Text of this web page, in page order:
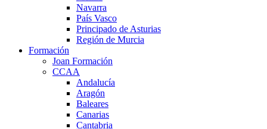
Navarra
País Vasco
Principado de Asturias
Región de Murcia
Formación
Joan Formación
CCAA
Andalucía
Aragón
Baleares
Canarias
Cantabria